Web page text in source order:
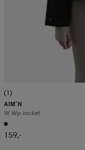
(1)
AIM´N
W Wp Jacket
159,-